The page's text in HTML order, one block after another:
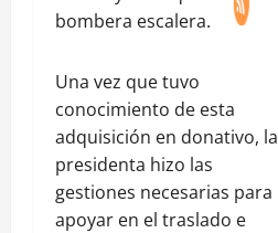
bombera escalera.
Una vez que tuvo
conocimiento de esta
adquisición en donativo, la
presidenta hizo las
gestiones necesarias para
apoyar en el traslado e